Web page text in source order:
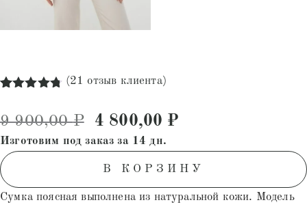
на основе
опроса
пользователя
(21 отзыв клиента)
9 900,00₽ Первоначальная цена
4 800,00 ₽
Изготовим под заказ за 14 дн.
В КОРЗИНУ
Сумка поясная выполнена из натуральной кожи. Модель